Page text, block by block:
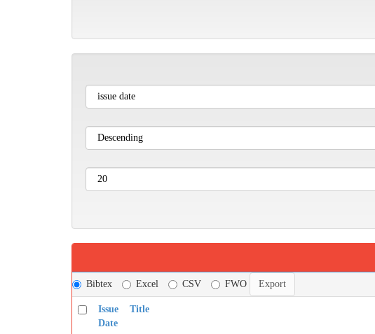
Bibtex Excel CSV FWO
Issue
Date
Title